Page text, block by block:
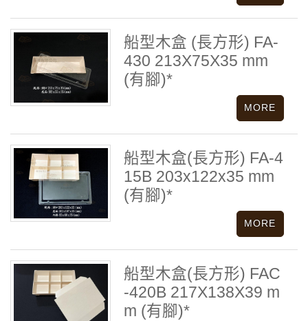
船型木盒 (長方形) FA-
430 213X75X35 mm
(有腳)*
船型木盒(長方形) FA-4
15B 203x122x35 mm
(有腳)*
船型木盒(長方形) FAC
-420B 217X138X39 m
m (有腳)*